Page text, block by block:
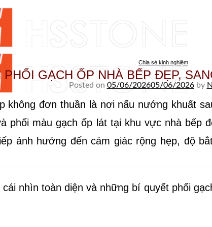
Chia sẻ kinh nghiệm
PHỐI GẠCH ỐP NHÀ BẾP ĐẸP,
Posted on 05/06/202605/06/2026by
không đơn thuần là nơi nấu nướng khuất
phối màu gạch ốp lát tại khu vực nhà bếp
ảnh hưởng đến cảm giác rộng hẹp, độ
nhìn toàn diện và những bí quyết phối